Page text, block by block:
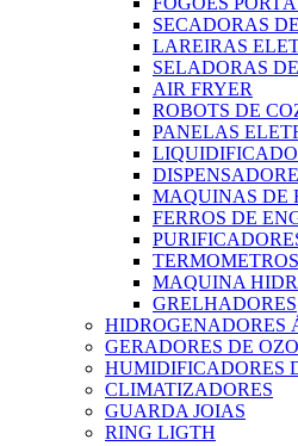
SECADORAS
LAREIRAS
SELADORAS
AIR FRYER
ROBOTS DE
PANELAS
MAQUINAS DE
FERROS DE
MAQUINA
GRELHADORES
HIDROGENADORES
GERADORES DE
HUMIDIFICADORES
CLIMATIZADORES
GUARDA JOIAS
RING LIGTH